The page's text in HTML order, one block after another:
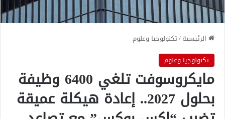
الرئيسية/تكنولوجيا وعلوم
تكنولوجيا وعلوم
مايكروسوفت تلغي 6400 وظيفة
بحلول 2027.. إعادة هيكلة عميقة